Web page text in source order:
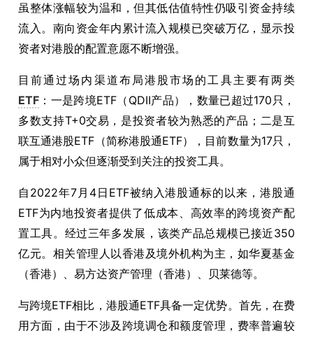
虽整体涨幅较为温和，但其低估值特性仍吸引资金持续
流入。南向资金年内累计流入规模已突破万亿，显示投
资者对港股的配置意愿不断增强。
目前通过场内渠道布局港股市场的工具主要有两类
ETF ：一是跨境ETF（QDII产品），数量已超过170只，
多数支持T+0交易，是投资者较为熟悉的产品；二是互
联互通港股ETF（简称港股通ETF），目前数量为17只，
属于相对小众但逐渐受到关注的投资工具。
自2022年7月4日ETF被纳入港股通标的以来，港股通
ETF为内地投资者提供了低成本、高效率的跨境资产配
置工具。经过三年多发展，该类产品总规模已接近350
亿元。相关管理人以香港及境外机构为主，如华夏基金
（香港）、易方达资产管理（香港）、贝莱德等。
与跨境ETF相比，港股通ETF具备一定优势。首先，在费
用方面，由于不涉及跨境调仓和额度管理，费率普遍较